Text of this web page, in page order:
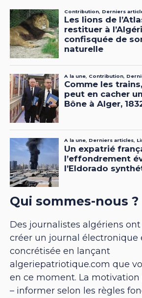
Qui sommes-nous ?
Des journalistes algériens ont
créer un journal électronique
concrétisée en lançant
algeriepatriotique.com que
en ce moment. La motivation
– informer selon les règles